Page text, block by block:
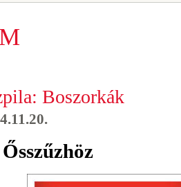
Boszorkák